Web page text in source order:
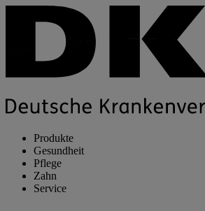
Produkte
Gesundheit
Pflege
Zahn
Service